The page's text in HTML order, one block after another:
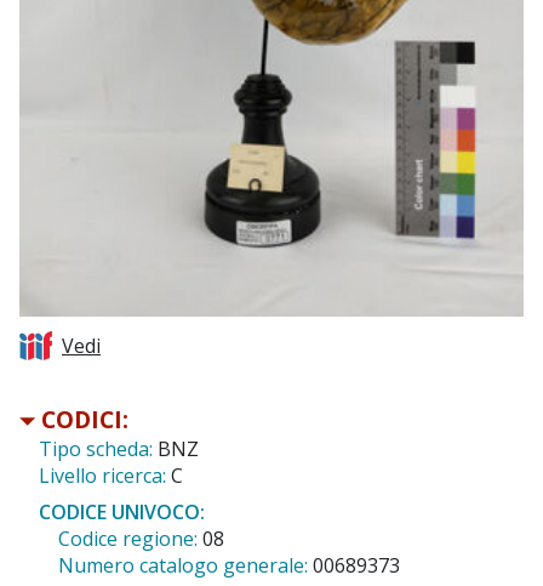
Vedi
CODICI:
Tipo scheda: BNZ
Livello ricerca: C
CODICE UNIVOCO:
Codice regione: 08
Numero catalogo generale: 00689373